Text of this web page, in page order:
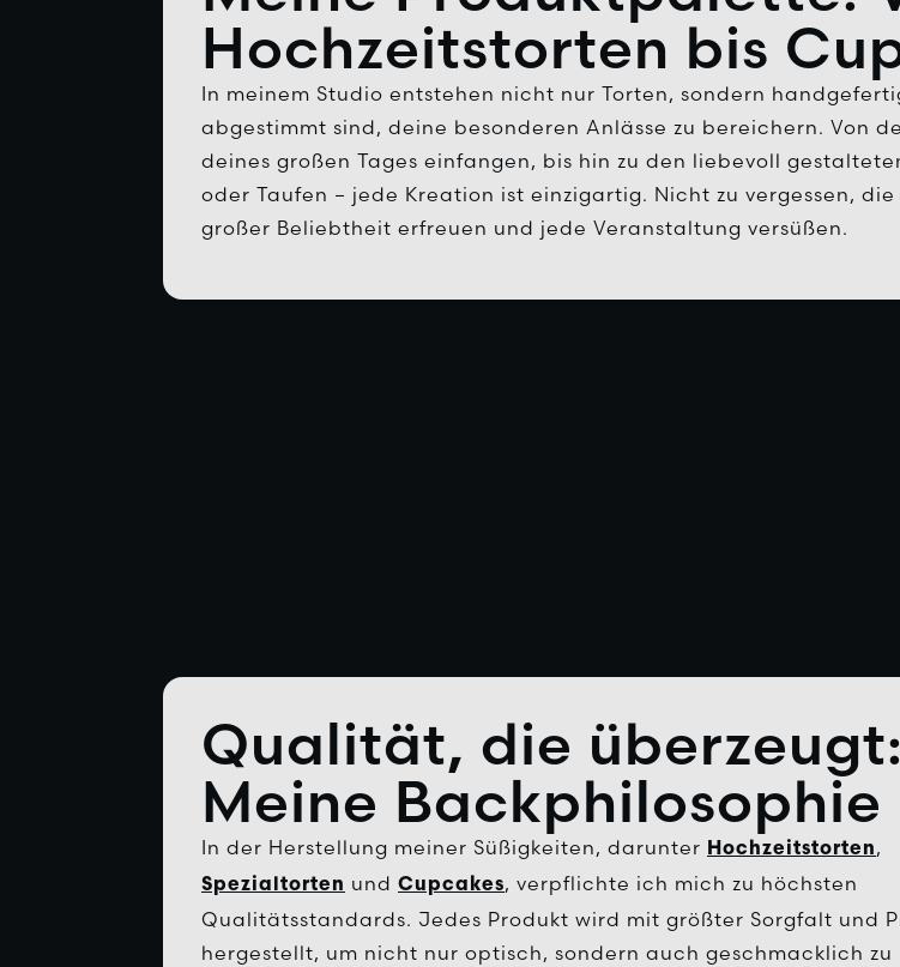
Hochzeitstorten bis
In meinem Studio entstehen nicht nur Torten, sondern
abgestimmt sind, deine besonderen Anlässe zu bereichern. Von
deines großen Tages einfangen, bis hin zu den liebevoll
oder Taufen – jede Kreation ist einzigartig. Nicht zu vergessen,
großer Beliebtheit erfreuen und jede Veranstaltung versüßen.
Qualität, die überzeugt:
Meine Backphilosophie
In der Herstellung meiner Süßigkeiten, darunter Hochzeitstorten,
Spezialtorten und Cupcakes, verpflichte ich mich zu höchsten
Qualitätsstandards. Jedes Produkt wird mit größter Sorgfalt und
hergestellt, um nicht nur optisch, sondern auch geschmacklich zu